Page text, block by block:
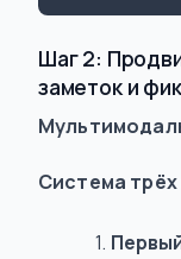
Шаг 2:
заметок и
Система